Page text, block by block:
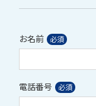
お名前
電話番号